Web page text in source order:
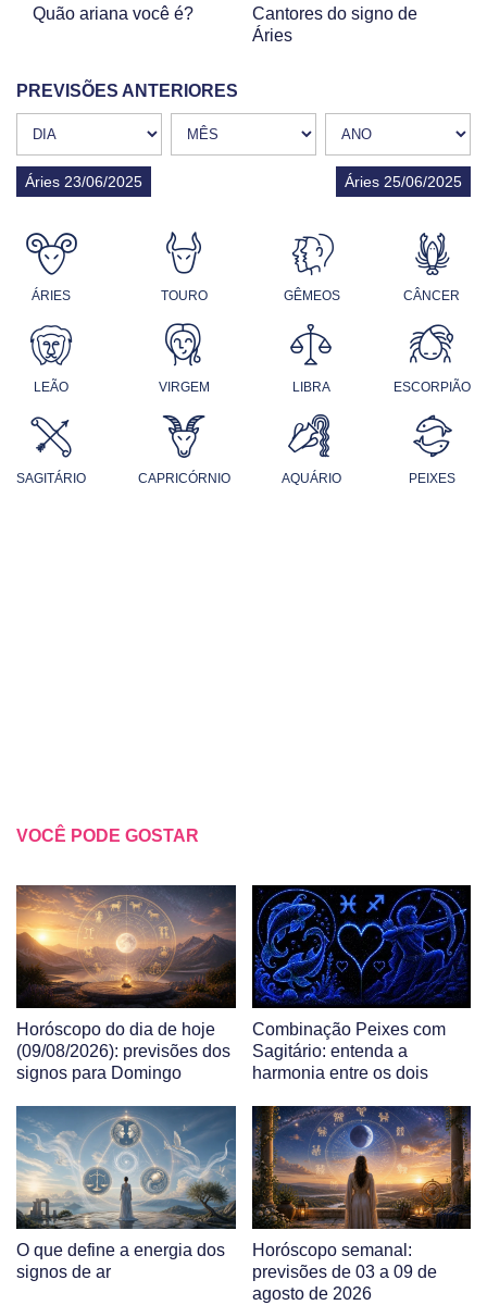
Quão ariana você é?
Cantores do signo de
Áries
PREVISÕES ANTERIORES
Áries 23/06/2025 Áries 25/06/2025
ÁRIES TOURO GÊMEOS CÂNCER
LEÃO VIRGEM LIBRA ESCORPIÃO
SAGITÁRIO CAPRICÓRNIO AQUÁRIO PEIXES
VOCÊ PODE GOSTAR
Horóscopo do dia de hoje
(09/08/2026): previsões dos
signos para Domingo
Combinação Peixes com
Sagitário: entenda a
harmonia entre os dois
O que define a energia dos
signos de ar
Horóscopo semanal:
previsões de 03 a 09 de
agosto de 2026